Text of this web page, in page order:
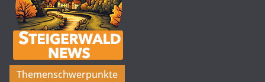
Themenschwerpunkte